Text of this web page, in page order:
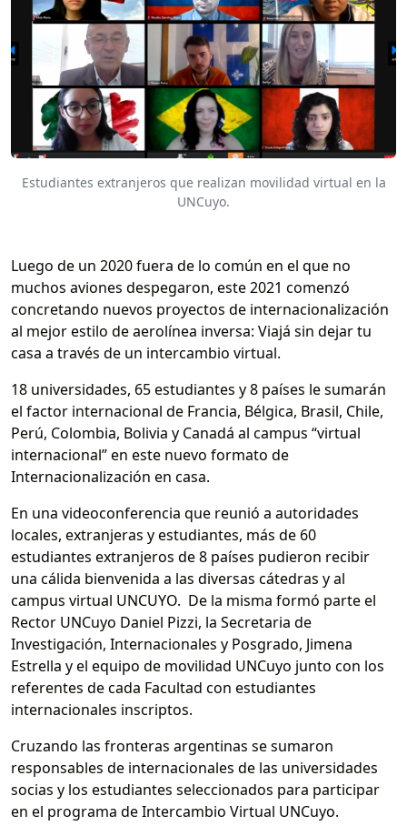
Estudiantes extranjeros que realizan movilidad virtual en la
UNCuyo.
Luego de un 2020 fuera de lo común en el que no
muchos aviones despegaron, este 2021 comenzó
concretando nuevos proyectos de internacionalización
al mejor estilo de aerolínea inversa: Viajá sin dejar tu
casa a través de un intercambio virtual.
18 universidades, 65 estudiantes y 8 países le sumarán
el factor internacional de Francia, Bélgica, Brasil, Chile,
Perú, Colombia, Bolivia y Canadá al campus “virtual
internacional” en este nuevo formato de
Internacionalización en casa.
En una videoconferencia que reunió a autoridades
locales, extranjeras y estudiantes, más de 60
estudiantes extranjeros de 8 países pudieron recibir
una cálida bienvenida a las diversas cátedras y al
campus virtual UNCUYO. De la misma formó parte el
Rector UNCuyo Daniel Pizzi, la Secretaria de
Investigación, Internacionales y Posgrado, Jimena
Estrella y el equipo de movilidad UNCuyo junto con los
referentes de cada Facultad con estudiantes
internacionales inscriptos.
Cruzando las fronteras argentinas se sumaron
responsables de internacionales de las universidades
socias y los estudiantes seleccionados para participar
en el programa de Intercambio Virtual UNCuyo.